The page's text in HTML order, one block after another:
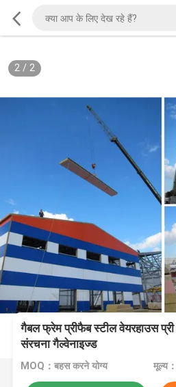
2/ 2
गैबल फ्रेम प्रीफैब स्टील वेयरहाउस प्री
संरचना गैल्वेनाइज्ड
MOQ：बहस करने योग्य मूल्य